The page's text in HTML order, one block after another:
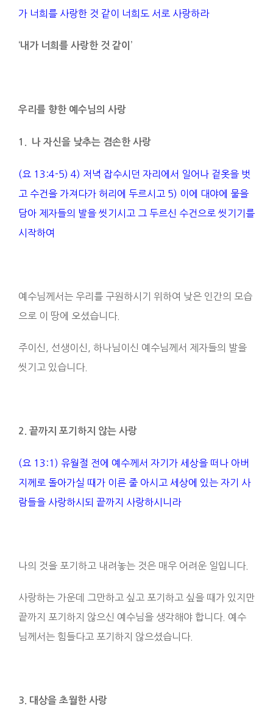
가 너희를 사랑한 것 같이 너희도 서로 사랑하라
‘내가 너희를 사랑한 것 같이 ’
우리를 향한 예수님의 사랑
1. 나 자신을 낮추는 겸손한 사랑
(요 13:4-5) 4) 저녁 잡수시던 자리에서 일어나 겉옷을 벗
고 수건을 가져다가 허리에 두르시고 5) 이에 대야에 물을
담아 제자들의 발을 씻기시고 그 두르신 수건으로 씻기기를
시작하여
예수님께서는 우리를 구원하시기 위하여 낮은 인간의 모습
으로 이 땅에 오셨습니다.
주이신, 선생이신, 하나님이신 예수님께서 제자들의 발을
씻기고 있습니다.
2. 끝까지 포기하지 않는 사랑
(요 13:1) 유월절 전에 예수께서 자기가 세상을 떠나 아버
지께로 돌아가실 때가 이른 줄 아시고 세상에 있는 자기 사
람들을 사랑하시되 끝까지 사랑하시니라
나의 것을 포기하고 내려놓는 것은 매우 어려운 일입니다.
사랑하는 가운데 그만하고 싶고 포기하고 싶을 때가 있지만
끝까지 포기하지 않으신 예수님을 생각해야 합니다. 예수
님께서는 힘들다고 포기하지 않으셨습니다.
3. 대상을 초월한 사랑